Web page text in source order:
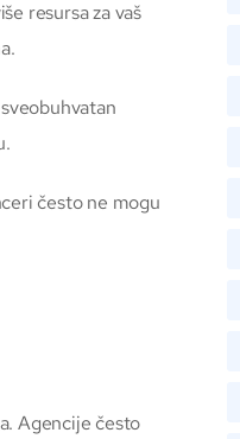
resursa za vaš
često ne mogu
Agencije često